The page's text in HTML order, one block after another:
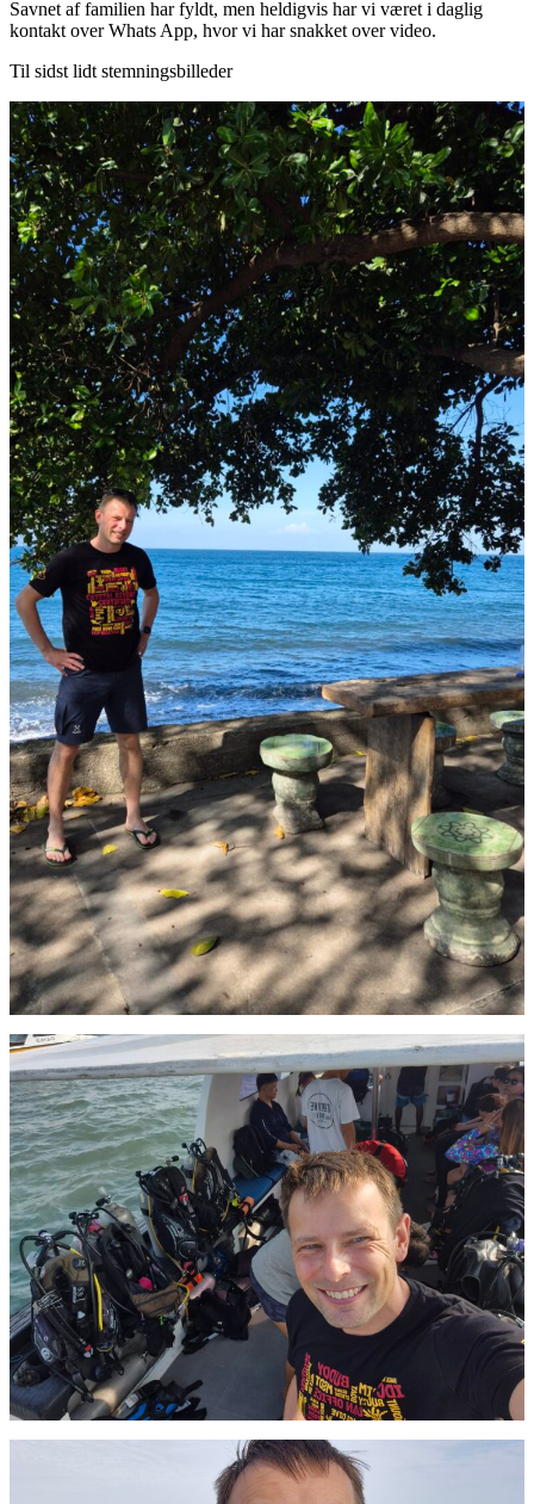
Savnet af familien har fyldt, men heldigvis har vi været i daglig
kontakt over Whats App, hvor vi har snakket over video.
Til sidst lidt stemningsbilleder